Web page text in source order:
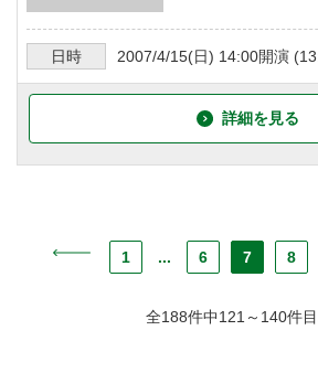
日時 2007/4/15(日) 14:00開演 (
詳細を見る
1 ... 6 7 8
全188件中121～140件